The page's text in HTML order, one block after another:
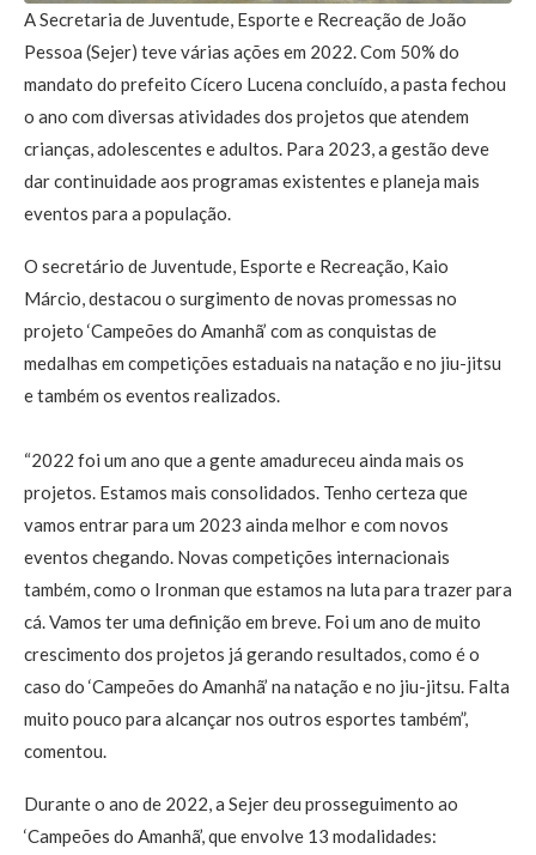
A Secretaria de Juventude, Esporte e Recreação de João
Pessoa (Sejer) teve várias ações em 2022. Com 50% do
mandato do prefeito Cícero Lucena concluído, a pasta fechou
o ano com diversas atividades dos projetos que atendem
crianças, adolescentes e adultos. Para 2023, a gestão deve
dar continuidade aos programas existentes e planeja mais
eventos para a população.
O secretário de Juventude, Esporte e Recreação, Kaio
Márcio, destacou o surgimento de novas promessas no
projeto ‘Campeões do Amanhã’ com as conquistas de
medalhas em competições estaduais na natação e no jiu-jitsu
e também os eventos realizados.
“2022 foi um ano que a gente amadureceu ainda mais os
projetos. Estamos mais consolidados. Tenho certeza que
vamos entrar para um 2023 ainda melhor e com novos
eventos chegando. Novas competições internacionais
também, como o Ironman que estamos na luta para trazer para
cá. Vamos ter uma definição em breve. Foi um ano de muito
crescimento dos projetos já gerando resultados, como é o
caso do ‘Campeões do Amanhã’ na natação e no jiu-jitsu. Falta
muito pouco para alcançar nos outros esportes também”,
comentou.
Durante o ano de 2022, a Sejer deu prosseguimento ao
‘Campeões do Amanhã’, que envolve 13 modalidades: